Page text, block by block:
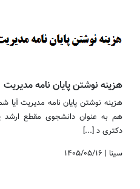
هزینه نوشتن پایان نامه مدیریت
هزینه نوشتن پایان نامه مدیریت آیا
هم به عنوان دانشجوی مقطع ارشد
دکتری د [...]
۱۴۰۵/۰۵/۱۶ | سینا